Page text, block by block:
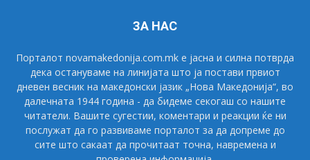
ЗА НАС
Порталот novamakedonija.com.mk е јасна и силна потврда
дека остануваме на линијата што ја постави првиот
дневен весник на македонски јазик „Нова Македонија“, во
далечната 1944 година - да бидеме секогаш со нашите
читатели. Вашите сугестии, коментари и реакции ќе ни
послужат да го развиваме порталот за да допреме до
сите што сакаат да прочитаат точна, навремена и